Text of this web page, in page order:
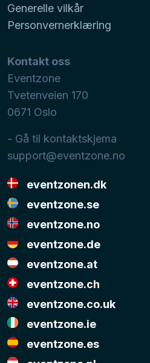
Generelle vilkår
Personvernerklæring
Kontakt oss
Eventzone
Tvetenveien 170
0671 Oslo
- Gå til kontaktskjema
support@eventzone.no
eventzonen.dk
eventzone.se
eventzone.no
eventzone.de
eventzone.at
eventzone.ch
eventzone.co.uk
eventzone.ie
eventzone.es